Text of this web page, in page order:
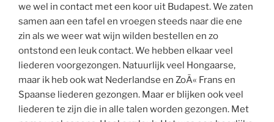
we wel in contact met een koor uit Budapest. We zaten
samen aan een tafel en vroegen steeds naar die ene
zin als we weer wat wijn wilden bestellen en zo
ontstond een leuk contact. We hebben elkaar veel
liederen voorgezongen. Natuurlijk veel Hongaarse,
maar ik heb ook wat Nederlandse en ZoÃ« Frans en
Spaanse liederen gezongen. Maar er blijken ook veel
liederen te zijn die in alle talen worden gezongen. Met